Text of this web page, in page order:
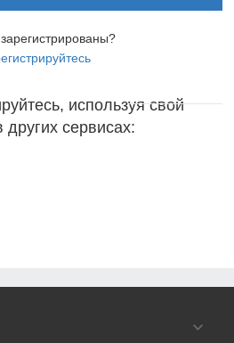
используя свой
других сервисах: